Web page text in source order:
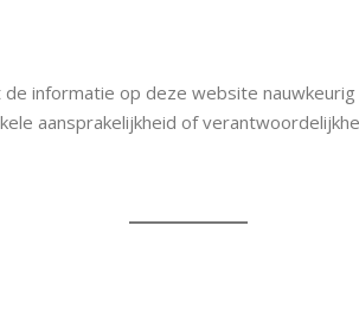
informatie op deze website
aansprakelijkheid of